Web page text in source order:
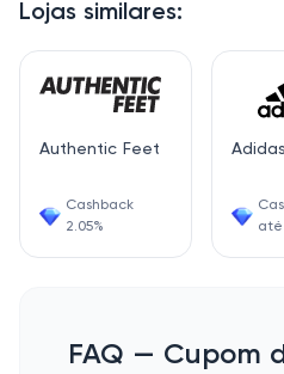
Lojas similares:
Authentic Feet
Cashback
2.05%
Adidas
até
FAQ — Cupom